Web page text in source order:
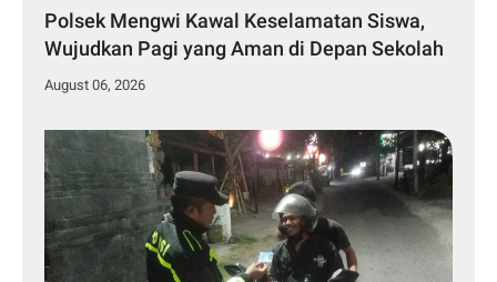
Polsek Mengwi Kawal Keselamatan Siswa,
Wujudkan Pagi yang Aman di Depan Sekolah
August 06, 2026